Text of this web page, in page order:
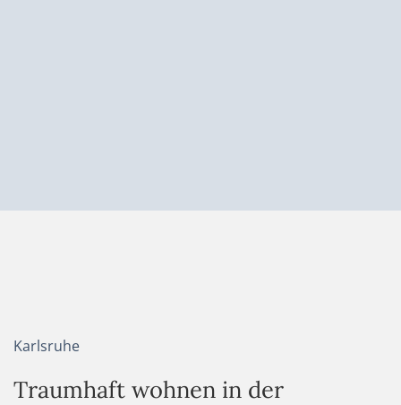
Karlsruhe
Traumhaft wohnen in der